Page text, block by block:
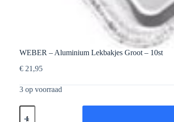
WEBER – Aluminium Lekbakjes Groot – 10st
€ 21,95
3 op voorraad
WEBER